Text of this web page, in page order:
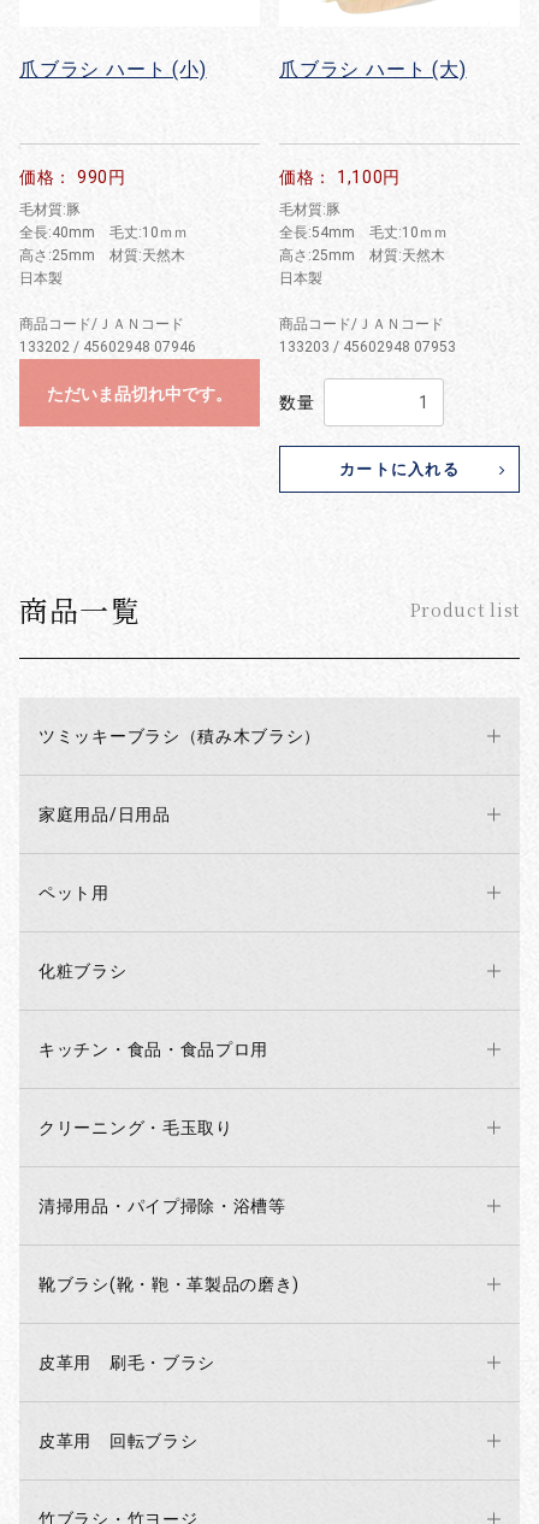
商品一覧 Product list
ツミッキーブラシ（積み木ブラシ）
家庭用品/日用品
ペット用
化粧ブラシ
キッチン・食品・食品プロ用
クリーニング・毛玉取り
清掃用品・パイプ掃除・浴槽等
靴ブラシ(靴・鞄・革製品の磨き)
皮革用 刷毛・ブラシ
皮革用 回転ブラシ
竹ブラシ・竹ヨージ
爪ブラシ ハート (小)
価格： 990円
毛材質:豚
全長:40mm 毛丈:10ｍｍ
高さ:25mm 材質:天然木
日本製
商品コード/ＪＡＮコード
133202 / 45602948 07946
ただいま品切れ中です。
爪ブラシ ハート (大)
価格： 1,100円
毛材質:豚
全長:54mm 毛丈:10ｍｍ
高さ:25mm 材質:天然木
日本製
商品コード/ＪＡＮコード
133203 / 45602948 07953
数量
カートに入れる